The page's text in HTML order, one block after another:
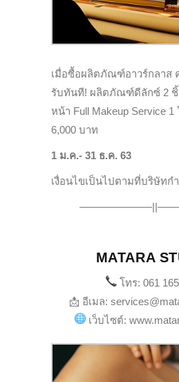
เมื่อซื้อผลิตภัณฑ์อาวร์กลาส
รับทันที! ผลิตภัณฑ์ดีลักซ์ 2
หน้า Full Makeup Service 1
6,000 บาท
1 ม.ค.- 31 ธ.ค. 63
เงื่อนไขเป็นไปตามที่บริษัทก
MATARA
โทร: 061
📩 อีเมล:
เว็บไซต์: